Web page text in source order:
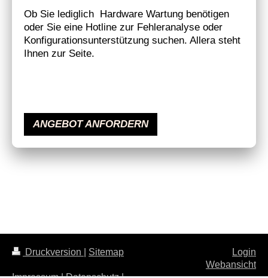
Ob Sie lediglich Hardware Wartung benötigen
oder Sie eine Hotline zur Fehleranalyse oder
Konfigurationsunterstützung suchen. Allera steht
Ihnen zur Seite.
ANGEBOT ANFORDERN
Druckversion Sitemap
Login
Webansicht